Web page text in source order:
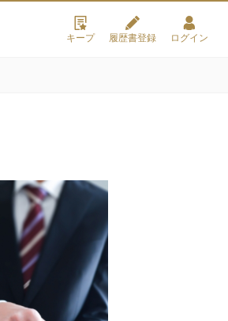
キープ 履歴書登録 ログイン